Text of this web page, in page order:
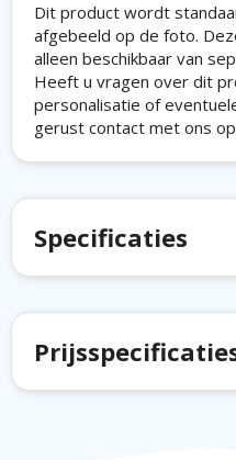
Dit product wordt
afgebeeld op de foto.
alleen beschikbaar van
Heeft u vragen over dit
personalisatie of
gerust contact met ons
Specificaties